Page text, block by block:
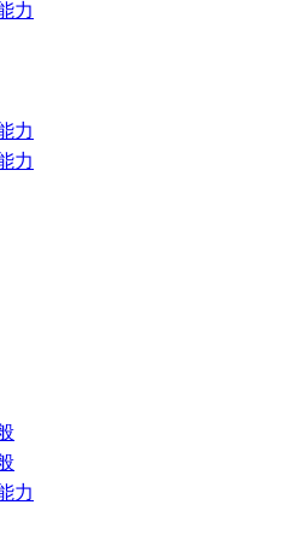
力
力
力
力